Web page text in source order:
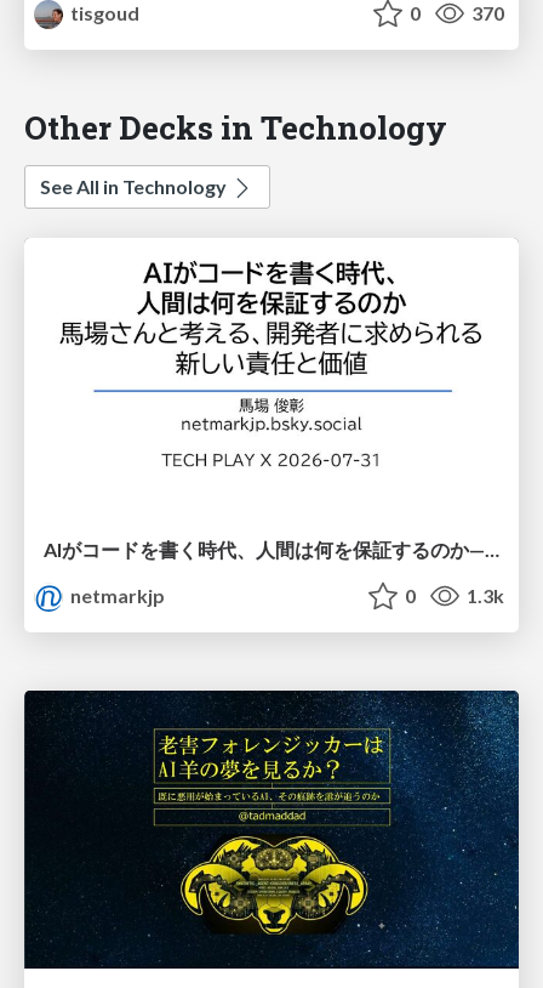
tisgoud
0 370
Other Decks in Technology
See All in Technology
netmarkjp
0 1.3k